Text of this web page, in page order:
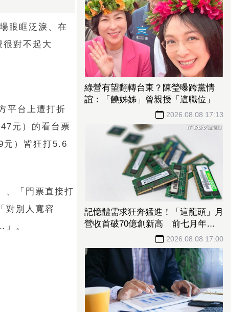
眼眶泛淚、在
對不起大
平台上遭打折
元）的看台票
元）皆狂打5.6
、「門票直接打
對別人寬容
。
綠營有望翻轉台東？陳瑩曝跨黨情
誼：「饒姊姊」曾親授「這職位」
2026.08.08 17:13
記憶體需求狂奔猛進！「這龍頭」月
營收首破70億創新高 前七月年增
2026.08.08 17:00